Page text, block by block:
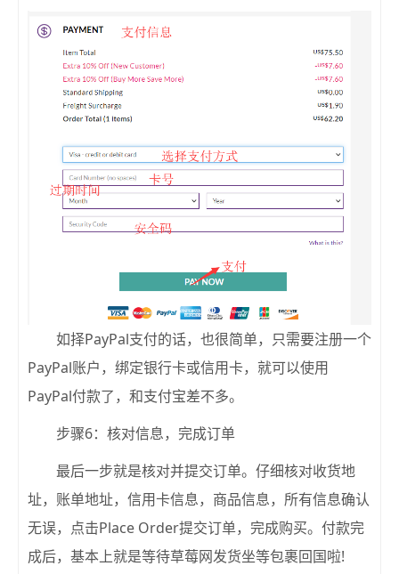
如择PayPal支付的话，也很简单，只需要注册一个
PayPal账户，绑定银行卡或信用卡，就可以使用
PayPal付款了，和支付宝差不多。
步骤6：核对信息，完成订单
最后一步就是核对并提交订单。仔细核对收货地
址，账单地址，信用卡信息，商品信息，所有信息确认
无误，点击Place Order提交订单，完成购买。付款完
成后，基本上就是等待草莓网发货坐等包裹回国啦!